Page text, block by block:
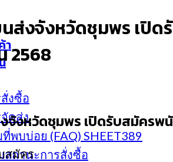
า
งซื้อ
ดส่ง
พบบ่อย (FAQ) SHEET389
ถานะการสั่งซื้อ
ส่งจังหวัดชุมพร เปิด
2568
จังหวัดชุมพร เปิดรับสมัครพ
สมัคร